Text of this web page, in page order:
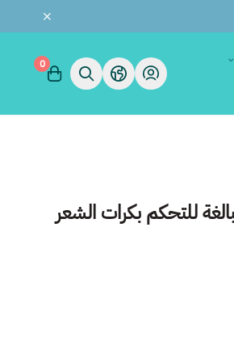
0
للتحكم بكرات الشعر